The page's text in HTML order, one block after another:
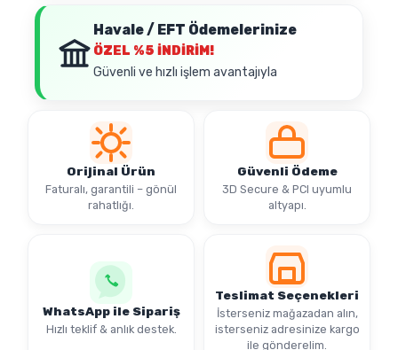
Havale / EFT Ödemelerinize
ÖZEL %5 İNDİRİM!
Güvenli ve hızlı işlem avantajıyla
Orijinal Ürün
Faturalı, garantili – gönül
rahatlığı.
Güvenli Ödeme
3D Secure & PCI uyumlu
altyapı.
WhatsApp ile Sipariş
Hızlı teklif & anlık destek.
Teslimat Seçenekleri
İsterseniz mağazadan alın,
isterseniz adresinize kargo
ile gönderelim.